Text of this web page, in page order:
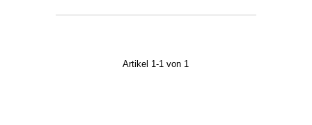
Artikel 1-1 von 1